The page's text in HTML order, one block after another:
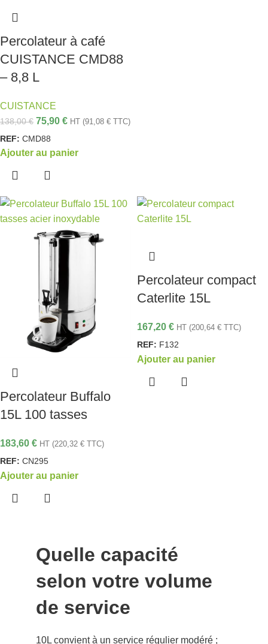
Percolateur à café
CUISTANCE CMD88
– 8,8 L
CUISTANCE
138,00€ 75,90 € HT (91,08 € TTC)
REF: CMD88
Ajouter au panier
Percolateur Buffalo
15L 100 tasses
183,60 € HT (220,32 € TTC)
REF: CN295
Ajouter au panier
Percolateur compact
Caterlite 15L
167,20 € HT (200,64 € TTC)
REF: F132
Ajouter au panier
Quelle capacité
selon votre volume
de service
10L convient à un service régulier modéré ;